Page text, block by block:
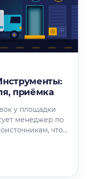
приёмка
у площадки
менеджер по
что